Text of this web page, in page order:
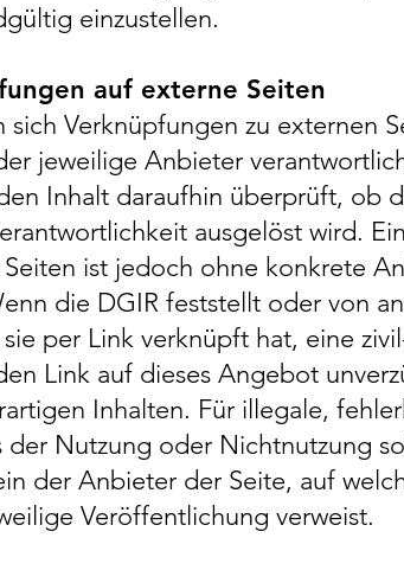
einzustellen.
auf externe Seiten
Verknüpfungen zu externen
jeweilige Anbieter
Inhalt daraufhin überprüft, ob
ausgelöst wird.
ist jedoch ohne konkrete
die DGIR feststellt oder von
per Link verknüpft hat, eine
Link auf dieses Angebot
Inhalten. Für illegale,
der Nutzung oder Nichtnutzung
der Anbieter der Seite, auf
Veröffentlichung verweist.